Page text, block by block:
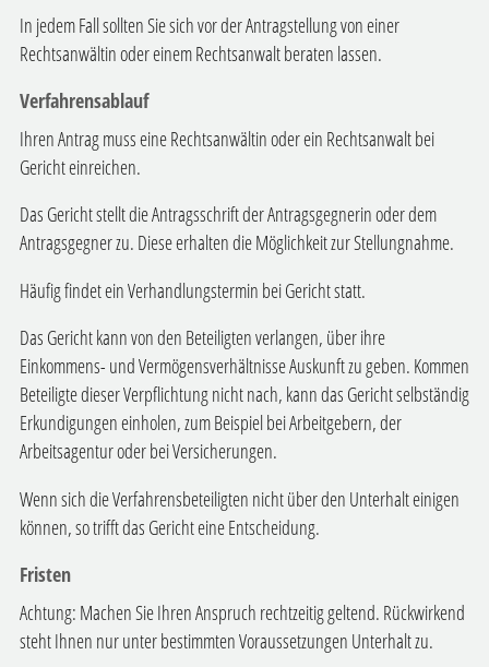
In jedem Fall sollten Sie sich vor der Antragstellung von einer
Rechtsanwältin oder einem Rechtsanwalt beraten lassen.
Verfahrensablauf
Ihren Antrag muss eine Rechtsanwältin oder ein Rechtsanwalt bei
Gericht einreichen.
Das Gericht stellt die Antragsschrift der Antragsgegnerin oder dem
Antragsgegner zu. Diese erhalten die Möglichkeit zur Stellungnahme.
Häufig findet ein Verhandlungstermin bei Gericht statt.
Das Gericht kann von den Beteiligten verlangen, über ihre
Einkommens- und Vermögensverhältnisse Auskunft zu geben. Kommen
Beteiligte dieser Verpflichtung nicht nach, kann das Gericht selbständig
Erkundigungen einholen, zum Beispiel bei Arbeitgebern, der
Arbeitsagentur oder bei Versicherungen.
Wenn sich die Verfahrensbeteiligten nicht über den Unterhalt einigen
können, so trifft das Gericht eine Entscheidung.
Fristen
Achtung: Machen Sie Ihren Anspruch rechtzeitig geltend. Rückwirkend
steht Ihnen nur unter bestimmten Voraussetzungen Unterhalt zu.